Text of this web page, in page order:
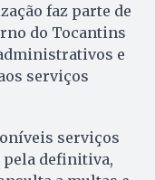
faz parte de
do Tocantins
e
serviços
serviços
pela definitiva,